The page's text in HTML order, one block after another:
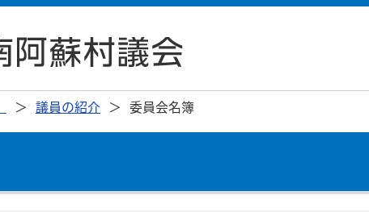
議員の紹介 委員会名簿